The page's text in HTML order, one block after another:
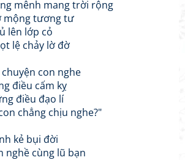
mênh mang trời rộng
mộng tương tư
lên lớp cỏ
lệ chảy lờ đờ
con nghe
điều cấm kỵ
điều đạo lí
chẳng chịu nghe?"
kẻ bụi đời
nghề cùng lũ bạn